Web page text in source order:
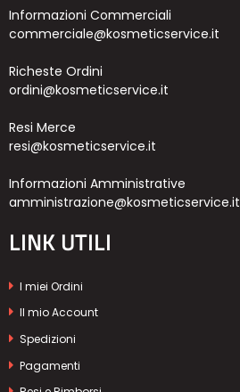
Informazioni Commerciali
commerciale@kosmeticservice.it
Richeste Ordini
ordini@kosmeticservice.it
Resi Merce
resi@kosmeticservice.it
Informazioni Amministrative
amministrazione@kosmeticservice.it
LINK UTILI
I miei Ordini
Il mio Account
Spedizioni
Pagamenti